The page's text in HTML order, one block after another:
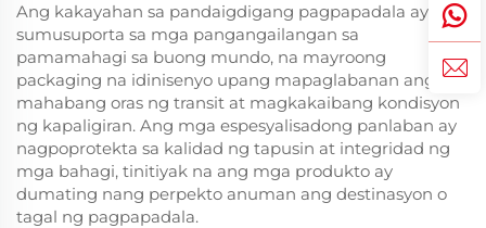
Ang kakayahan sa pandaigdigang pagpapadala ay
sumusuporta sa mga pangangailangan sa
pamamahagi sa buong mundo, na mayroong
packaging na idinisenyo upang mapaglabanan ang
mahabang oras ng transit at magkakaibang kondisyon
ng kapaligiran. Ang mga espesyalisadong panlaban ay
nagpoprotekta sa kalidad ng tapusin at integridad ng
mga bahagi, tinitiyak na ang mga produkto ay
dumating nang perpekto anuman ang destinasyon o
tagal ng pagpapadala.